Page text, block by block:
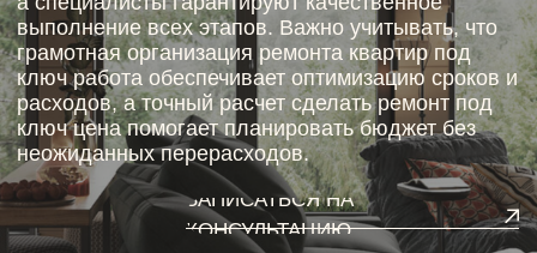
ЗАПИСАТЬСЯ НА
КОНСУЛЬТАЦИЮ